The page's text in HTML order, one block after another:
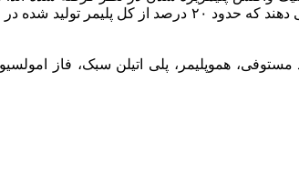
داده هاي تجربي برای انديس ذوب پليمر و مقدار پليمر توليدی با هم مقايسه شده و تطبيق خوبي با يکديگر
هموپلیمر، پلی اتیلن سبک، فاز